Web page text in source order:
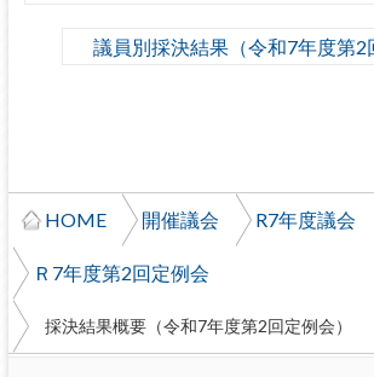
議員別採決結果（令和7年度第2
HOME 開催議会 R7年度議会
Ｒ7年度第2回定例会
採決結果概要（令和7年度第2回定例会）